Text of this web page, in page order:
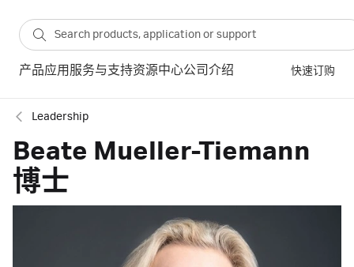
产品应用 服务与支持资源中心公司介绍 快速订购
Leadership
Beate Mueller-Tiemann
博士